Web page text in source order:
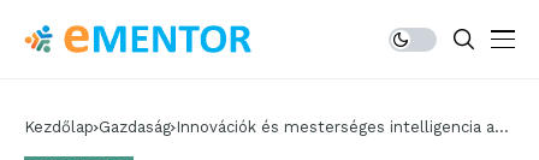
Kezdőlap Gazdaság Innovációk és mesterséges intelligencia az